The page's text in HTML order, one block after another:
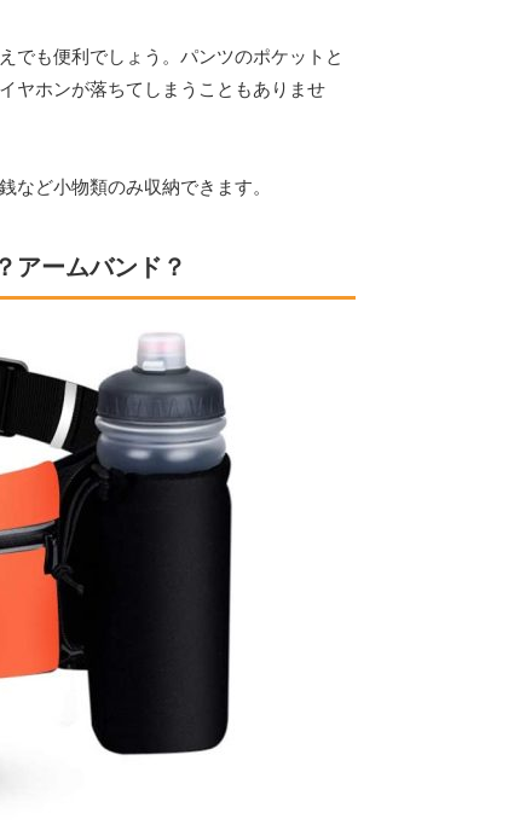
でも便利でしょう。パンツのポケットと
ヤホンが落ちてしまうこともありませ
など小物類のみ収納できます。
アームバンド？